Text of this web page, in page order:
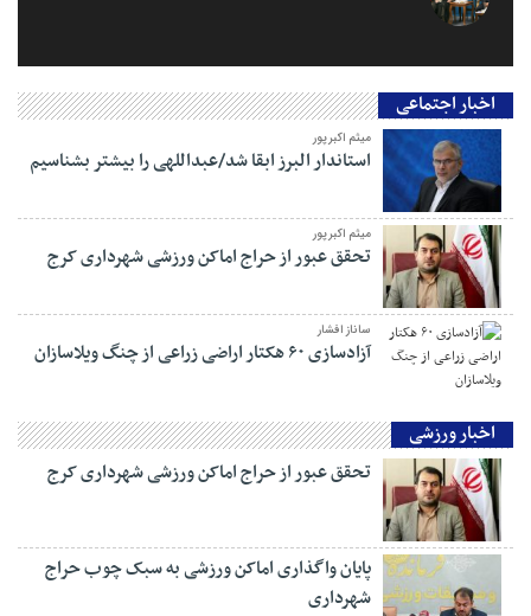
اخبار اجتماعی
میثم اکبرپور
استاندار البرز ابقا شد/عبداللهی را بیشتر بشناسیم
میثم اکبرپور
تحقق عبور از حراج اماکن ورزشی شهرداری کرج
ساناز افشار
آزادسازی ۶۰ هکتار اراضی زراعی از چنگ ویلاسازان
اخبار ورزشی
تحقق عبور از حراج اماکن ورزشی شهرداری کرج
پایان واگذاری اماکن ورزشی به سبک چوب حراج
شهرداری